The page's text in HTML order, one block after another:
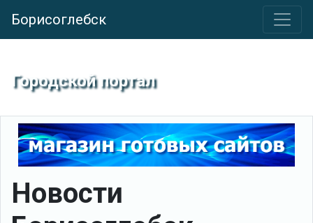
Борисоглебск
Городской портал
Новости